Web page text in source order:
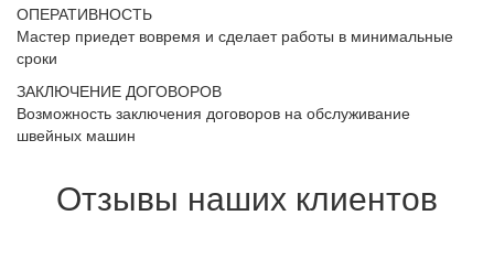
ОПЕРАТИВНОСТЬ
Мастер приедет вовремя и сделает работы в минимальные
сроки
ЗАКЛЮЧЕНИЕ ДОГОВОРОВ
Возможность заключения договоров на обслуживание
швейных машин
Отзывы наших клиентов